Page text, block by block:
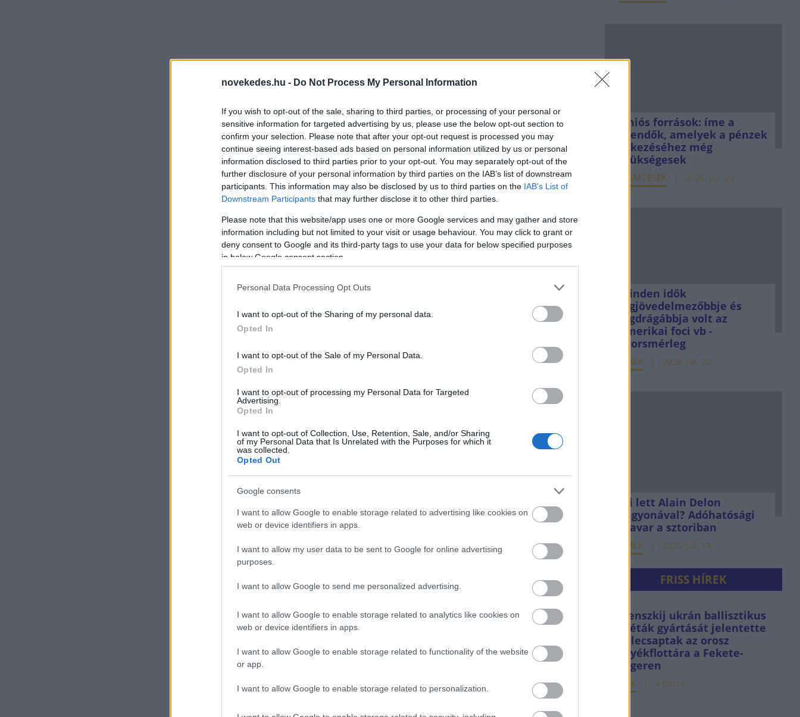
novekedes.hu - Do Not Process My Personal Information
If you wish to opt-out of the sale, sharing to third parties, or processing of your personal or
sensitive information for targeted advertising by us, please use the below opt-out section to
confirm your selection. Please note that after your opt-out request is processed you may
continue seeing interest-based ads based on personal information utilized by us or personal
information disclosed to third parties prior to your opt-out. You may separately opt-out of the
further disclosure of your personal information by third parties on the IAB’s list of downstream
participants. This information may also be disclosed by us to third parties on the IAB’s List of
Downstream Participants that may further disclose it to other third parties.
Please note that this website/app uses one or more Google services and may gather and store
information including but not limited to your visit or usage behaviour. You may click to grant or
deny consent to Google and its third-party tags to use your data for below specified purposes
in below Google consent section.
Personal Data Processing Opt Outs
I want to opt-out of the Sharing of my personal data.
Opted In
I want to opt-out of the Sale of my Personal Data.
Opted In
I want to opt-out of processing my Personal Data for Targeted
Advertising.
Opted In
I want to opt-out of Collection, Use, Retention, Sale, and/or Sharing
of my Personal Data that Is Unrelated with the Purposes for which it
was collected.
Opted Out
Google consents
I want to allow Google to enable storage related to advertising like cookies on
web or device identifiers in apps.
I want to allow my user data to be sent to Google for online advertising
purposes.
I want to allow Google to send me personalized advertising.
I want to allow Google to enable storage related to analytics like cookies on
web or device identifiers in apps.
I want to allow Google to enable storage related to functionality of the website
or app.
I want to allow Google to enable storage related to personalization.
Uniós források: íme a
teendők, amelyek a pénzek
érkezéséhez még
szükségesek
ELEMZÉSEK 2026. júl. 20.
Minden idők
legjövedelmezőbbje és
legdrágábbja volt az
amerikai foci vb -
gyorsmérleg
HÍREK 2026. júl. 20.
Mi lett Alain Delon
vagyonával? Adóhatósági
csavar a sztoriban
HÍREK 2026. júl. 19.
FRISS HÍREK
Zelenszkij ukrán ballisztikus
rakéták gyártását jelentette
be, lecsaptak az orosz
árnyékflottára a Fekete-
tengeren
HÍREK 4 perce